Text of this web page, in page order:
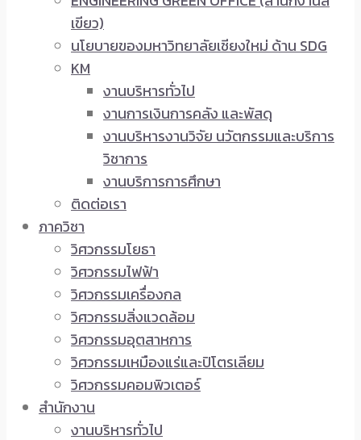
เขียว)
นโยบายของมหาวิทยาลัยเชียงใหม่ ด้าน SDG
KM
งานบริหารทั่วไป
งานการเงินการคลัง และพัสดุ
งานบริหารงานวิจัย นวัตกรรมและบริการ
วิชาการ
งานบริการการศึกษา
ติดต่อเรา
ภาควิชา
วิศวกรรมโยธา
วิศวกรรมไฟฟ้า
วิศวกรรมเครื่องกล
วิศวกรรมสิ่งแวดล้อม
วิศวกรรมอุตสาหการ
วิศวกรรมเหมืองแร่และปิโตรเลียม
วิศวกรรมคอมพิวเตอร์
สำนักงาน
งานบริหารทั่วไป